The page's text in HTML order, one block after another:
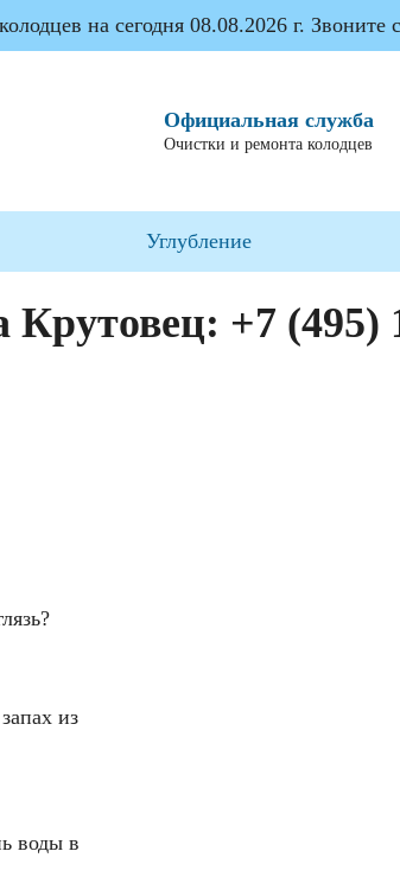
на сегодня 08.08.2026 г. Звоните
Официальная служба
Очистки и ремонта колодцев
Углубление
Крутовец: +7 (495)
из
воды в